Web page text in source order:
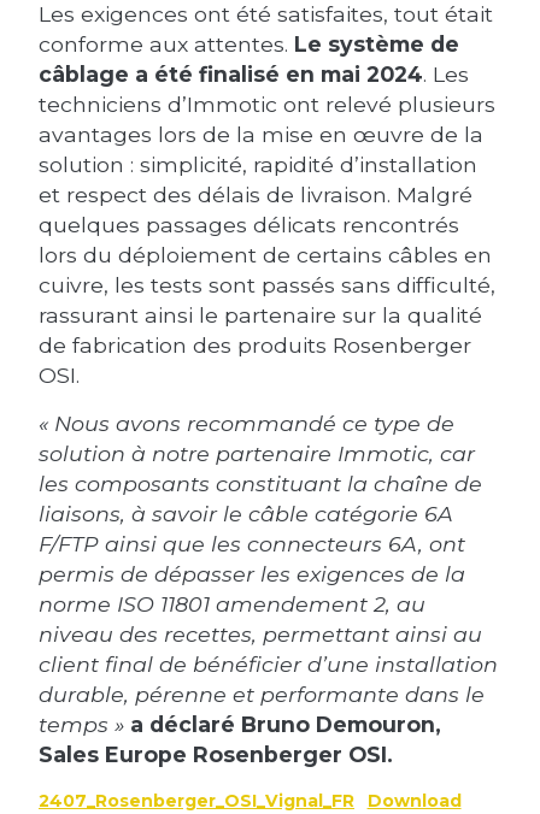
Les exigences ont été satisfaites, tout était
conforme aux attentes. Le système de
câblage a été finalisé en mai 2024. Les
techniciens d’Immotic ont relevé plusieurs
avantages lors de la mise en œuvre de la
solution : simplicité, rapidité d’installation
et respect des délais de livraison. Malgré
quelques passages délicats rencontrés
lors du déploiement de certains câbles en
cuivre, les tests sont passés sans difficulté,
rassurant ainsi le partenaire sur la qualité
de fabrication des produits Rosenberger
OSI.
« Nous avons recommandé ce type de
solution à notre partenaire Immotic, car
les composants constituant la chaîne de
liaisons, à savoir le câble catégorie 6A
F/FTP ainsi que les connecteurs 6A, ont
permis de dépasser les exigences de la
norme ISO 11801 amendement 2, au
niveau des recettes, permettant ainsi au
client final de bénéficier d’une installation
durable, pérenne et performante dans le
temps » a déclaré Bruno Demouron,
Sales Europe Rosenberger OSI.
2407_Rosenberger_OSI_Vignal_FR Download